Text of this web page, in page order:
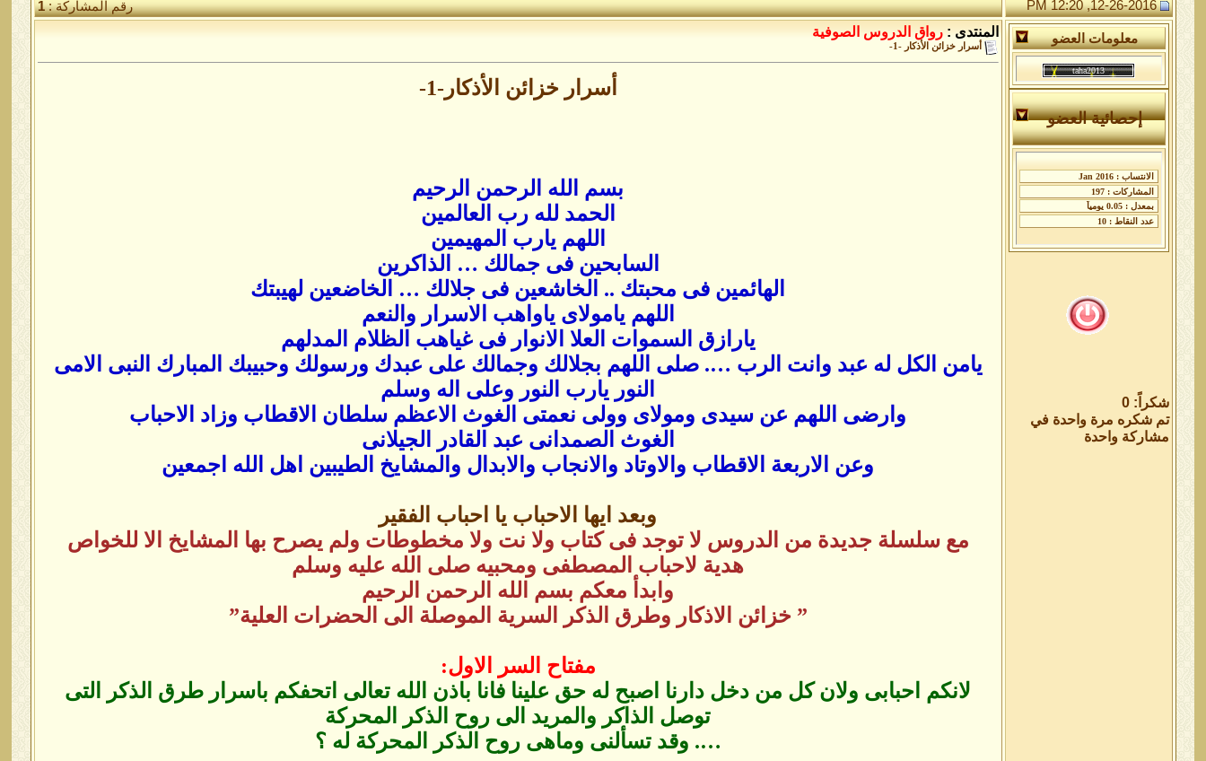
12-26-2016, 12:20 PM
رقم المشاركة :1
معلومات العضو
إحصائية العضو
شكراً: 0
تم شكره مرة واحدة في
مشاركة واحدة
المنتدى : رواق الدروس الصوفية
أسرار خزائن اﻷذكار -1-
أسرار خزائن اﻷذكار-1-
بسم الله الرحمن الرحيم
الحمد لله رب العالمين
اللهم يارب المهيمين
السابحين فى جمالك … الذاكرين
الهائمين فى محبتك .. الخاشعين فى جلالك … الخاضعين لهيبتك
اللهم يامولاى ياواهب الاسرار والنعم
يارازق السموات العلا الانوار فى غياهب الظلام المدلهم
يامن الكل له عبد وانت الرب …. صلى اللهم بجلالك وجمالك على عبدك ورسولك وحبيبك المبارك النبى الامى
النور يارب النور وعلى اله وسلم
وارضى اللهم عن سيدى ومولاى وولى نعمتى الغوث الاعظم سلطان الاقطاب وزاد الاحباب
الغوث الصمدانى عبد القادر الجيلانى
وعن الاربعة الاقطاب والاوتاد والانجاب والابدال والمشايخ الطيبين اهل الله اجمعين
وبعد ايها الاحباب يا احباب الفقير
مع سلسلة جديدة من الدروس لا توجد فى كتاب ولا نت ولا مخطوطات ولم يصرح بها المشايخ الا للخواص
هدية لاحباب المصطفى ومحبيه صلى الله عليه وسلم
وابدأ معكم بسم الله الرحمن الرحيم
” خزائن الاذكار وطرق الذكر السرية الموصلة الى الحضرات العلية”
مفتاح السر الاول:
لانكم احبابى ولان كل من دخل دارنا اصبح له حق علينا فانا باذن الله تعالى اتحفكم باسرار طرق الذكر التى
توصل الذاكر والمريد الى روح الذكر المحركة
…. وقد تسألنى وماهى روح الذكر المحركة له ؟